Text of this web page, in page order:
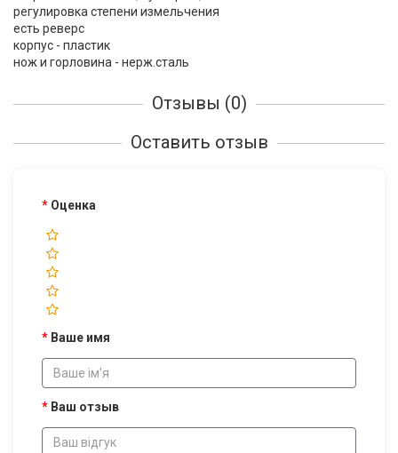
регулировка степени измельчения
есть реверс
корпус - пластик
нож и горловина - нерж.сталь
Отзывы (0)
Оставить отзыв
Оценка
Ваше имя
Ваш отзыв